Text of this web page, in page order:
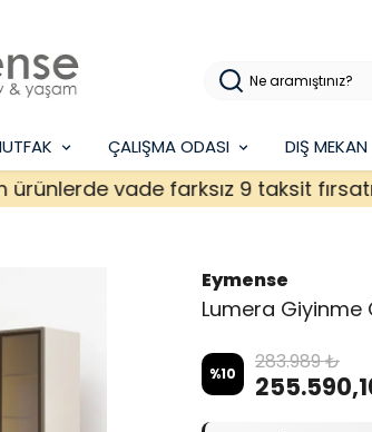
ÇALIŞMA ODASI DIŞ MEKAN
vade farksız 9 taksit fırsatı!
Eymense
Lumera Giyinme
%10 283.989 ₺